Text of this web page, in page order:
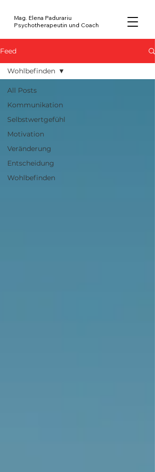
Mag. Elena Padurariu
Psychotherapeutin und Coach
Feed
All Posts
Kommunikation
Selbstwertgefühl
Motivation
Veränderung
Entscheidung
Wohlbefinden
Wohlbefinden